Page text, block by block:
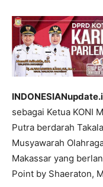
sebagai Ketua KONI
Putra berdarah
Musyawarah
Makassar yang
Point by Shaeraton,